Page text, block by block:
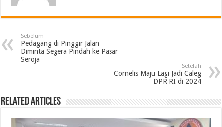
Sebelum
Pedagang di Pinggir Jalan
Diminta Segera Pindah ke Pasar
Seroja
Setelah
Cornelis Maju Lagi Jadi Caleg
DPR RI di 2024
Related Articles